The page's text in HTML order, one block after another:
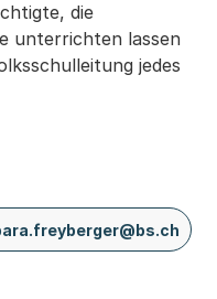
die
unterrichten lassen
jedes